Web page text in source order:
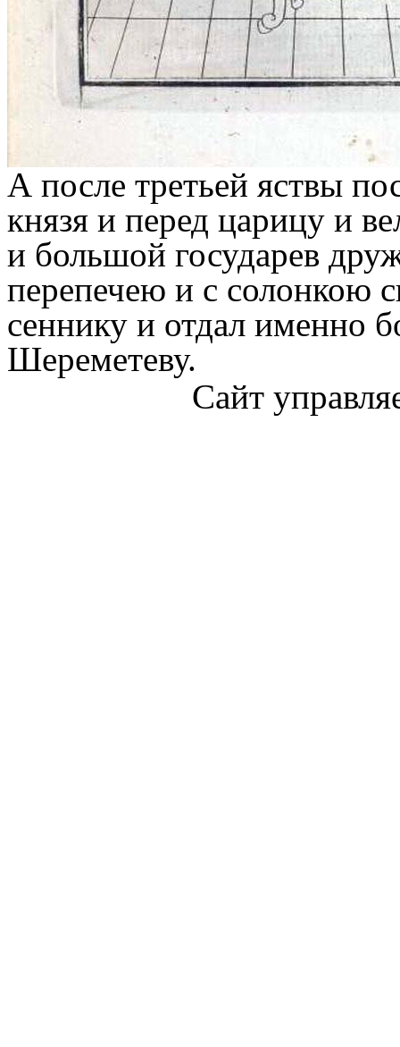
А после третьей яствы
князя и перед царицу и
и большой государев
перепечею и с солонкою
сеннику и отдал именно
Шереметеву.
Сайт